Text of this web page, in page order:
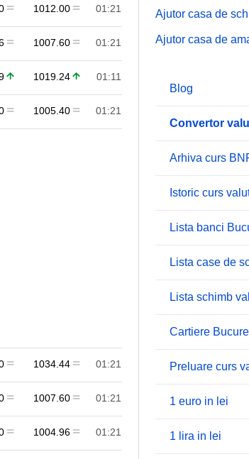
1012.00 01:21
1007.60 01:21
1019.24 01:11
1005.40 01:21
1034.44 01:21
1007.60 01:21
1004.96 01:21
Ajutor casa de
Ajutor casa de
Blog
Convertor
Arhiva curs
Istoric curs
Lista banci
Lista case de
Lista schimb
Cartiere
Preluare curs
1 euro in lei
1 lira in lei